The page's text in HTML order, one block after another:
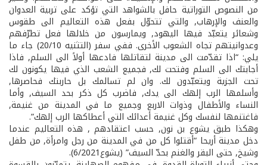
من النصوص التوراتية حافل بالشواهد التي تؤكد على تربية العدوان
والعنف والإرهاب, والتي تتحوّل بفعل هذه التعاليم الى طقوس
وشعائر يتعبّد فيها اليهود, ويمارسون من خلالها فعل تطرّفهم
وعدوانيتهم تجاه الشعوب الأخرى. ففي سفر (التثنيه 20/10) جاء ما
يلي: “اذا تقدّمت الى مدينة لتقاتلها فادعها أولاً الى السلم, فاذا
أجابتك الى السلم وفتحت لك, فجميع الشعب الذي فيها يكونون لك
تحت الجزية ويتعبّدون لك. وان لم تسالمك بل حاربتك فحاصرها,
وأسلمها الرب إلهك الى يدك, فاضرب كل ذكر بحد السيف, وأما
النساء والأطفال وذوات الاربع وجميع ما في المدينة من غنيمة,
فاغتنمها لنفسك وكل غنيمة أعدائك التي أعطاكها الرب إلهك”.
وهكذا طبق يشوع بن نون, حسب اعتقادهم , هذه التعاليم عندما
دخل مدينة أريحا “أقتلوا كل من في المدينة من رجل وامرأة, من طفل
وشيخ, حتى البقر والغنم بحدّ السيف” (يشوع6/20­21).